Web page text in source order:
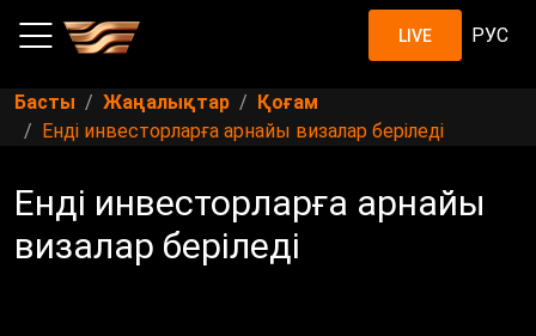
LIVE РУС
Басты Жаңалықтар
Қоғам
Енді инвесторларға арнайы визалар беріледі
Енді инвесторларға арнайы
визалар беріледі